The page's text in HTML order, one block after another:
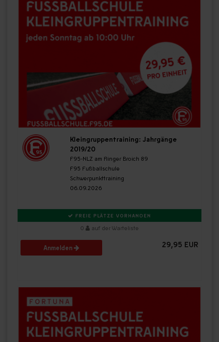
Kleingruppentraining: Jahrgänge
2019/20
F95-NLZ am Flinger Broich 89
F95 Fußballschule
Schwerpunkttraining
06.09.2026
FREIE PLÄTZE VORHANDEN
0 auf der Warteliste
Anmelden 29,95 EUR